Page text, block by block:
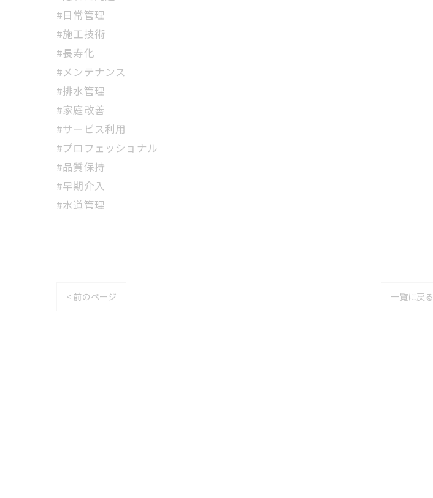
#日常管理
#施工技術
#長寿化
#メンテナンス
#排水管理
#家庭改善
#サービス利用
#プロフェッショナル
#品質保持
#早期介入
#水道管理
< 前のページ 一覧に戻る